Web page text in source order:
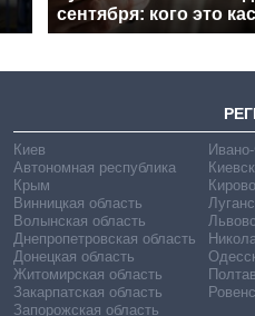
сентября: кого это
Киев
Автономная республика
Крым
Винницкая область
Волынская область
Днепропетровская область
Донецкая область
Житомирская область
Закарпатская область
Запорожская область